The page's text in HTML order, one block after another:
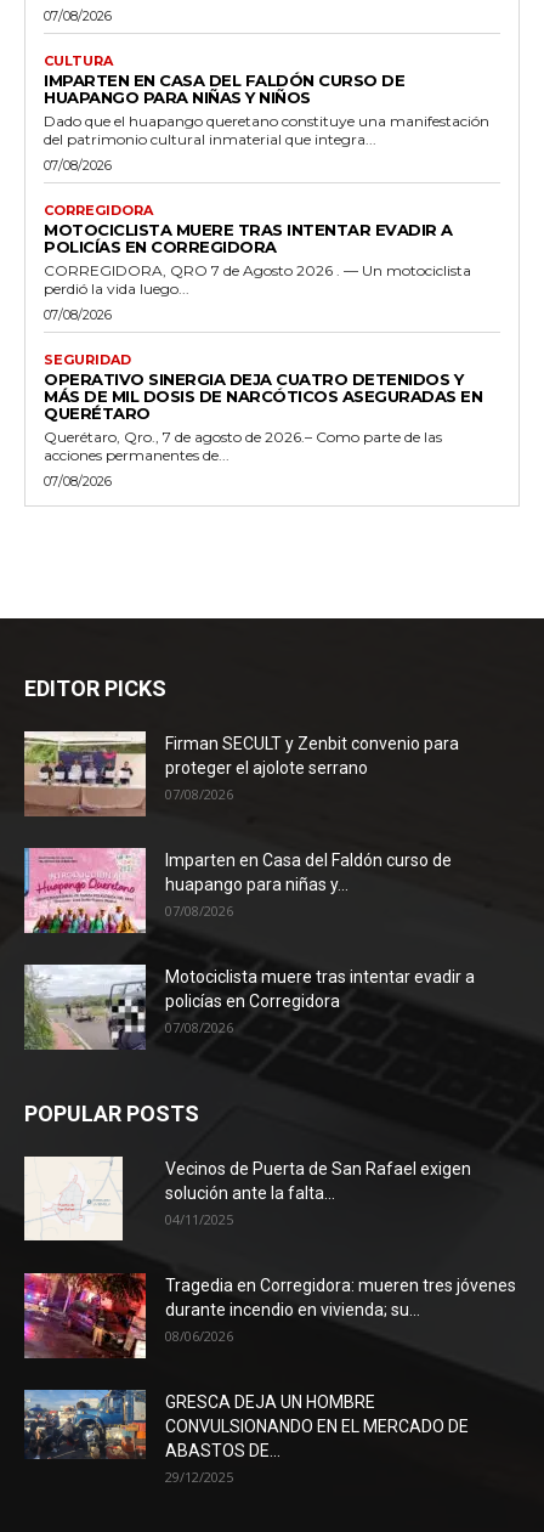
07/08/2026
CULTURA
IMPARTEN EN CASA DEL FALDÓN CURSO DE
HUAPANGO PARA NIÑAS Y NIÑOS
Dado que el huapango queretano constituye una manifestación
del patrimonio cultural inmaterial que integra...
07/08/2026
CORREGIDORA
MOTOCICLISTA MUERE TRAS INTENTAR EVADIR A
POLICÍAS EN CORREGIDORA
CORREGIDORA, QRO 7 de Agosto 2026 . — Un motociclista
perdió la vida luego...
07/08/2026
SEGURIDAD
OPERATIVO SINERGIA DEJA CUATRO DETENIDOS Y
MÁS DE MIL DOSIS DE NARCÓTICOS ASEGURADAS EN
QUERÉTARO
Querétaro, Qro., 7 de agosto de 2026.– Como parte de las
acciones permanentes de...
07/08/2026
EDITOR PICKS
Firman SECULT y Zenbit convenio para
proteger el ajolote serrano
07/08/2026
Imparten en Casa del Faldón curso de
huapango para niñas y...
07/08/2026
Motociclista muere tras intentar evadir a
policías en Corregidora
07/08/2026
POPULAR POSTS
Vecinos de Puerta de San Rafael exigen
solución ante la falta...
04/11/2025
Tragedia en Corregidora: mueren tres jóvenes
durante incendio en vivienda; su...
08/06/2026
GRESCA DEJA UN HOMBRE
CONVULSIONANDO EN EL MERCADO DE
ABASTOS DE...
29/12/2025